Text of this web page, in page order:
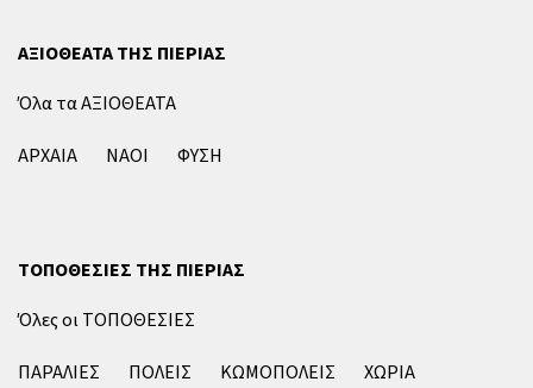
ΑΞΙΟΘΕΑΤΑ ΤΗΣ ΠΙΕΡΙΑΣ
Όλα τα ΑΞΙΟΘΕΑΤΑ
ΑΡΧΑΙΑ
ΝΑΟΙ ΦΥΣΗ
ΤΟΠΟΘΕΣΙΕΣ ΤΗΣ ΠΙΕΡΙΑΣ
Όλες οι ΤΟΠΟΘΕΣΙΕΣ
ΠΑΡΑΛΙΕΣ
ΠΟΛΕΙΣ ΚΩΜΟΠΟΛΕΙΣ
ΧΩΡΙΑ